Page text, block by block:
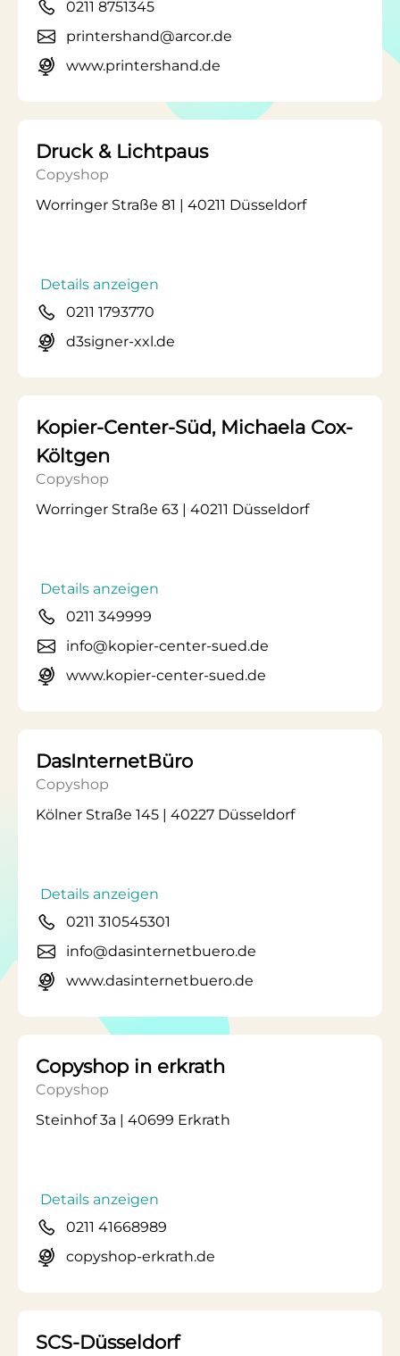
0211 8751345
printershand@arcor.de
www.printershand.de
Druck & Lichtpaus
Copyshop
Worringer Straße 81 | 40211 Düsseldorf
Details anzeigen
0211 1793770
d3signer-xxl.de
Kopier-Center-Süd, Michaela Cox-
Költgen
Copyshop
Worringer Straße 63 | 40211 Düsseldorf
Details anzeigen
0211 349999
info@kopier-center-sued.de
www.kopier-center-sued.de
DasInternetBüro
Copyshop
Kölner Straße 145 | 40227 Düsseldorf
Details anzeigen
0211 310545301
info@dasinternetbuero.de
www.dasinternetbuero.de
Copyshop in erkrath
Copyshop
Steinhof 3a | 40699 Erkrath
Details anzeigen
0211 41668989
copyshop-erkrath.de
SCS-Düsseldorf